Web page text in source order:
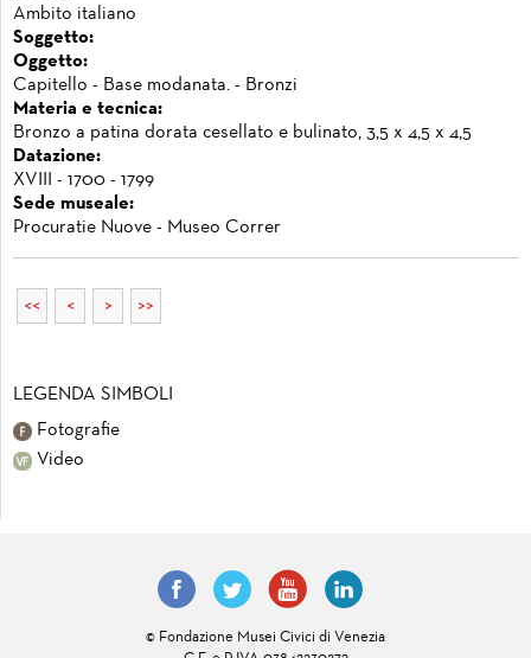
Ambito italiano
Soggetto:
Oggetto:
Capitello - Base modanata. - Bronzi
Materia e tecnica:
Bronzo a patina dorata cesellato e bulinato, 3,5 x 4,5 x 4,5
Datazione:
XVIII - 1700 - 1799
Sede museale:
Procuratie Nuove - Museo Correr
<< < > >>
LEGENDA SIMBOLI
Fotografie
Video
© Fondazione Musei Civici di Venezia